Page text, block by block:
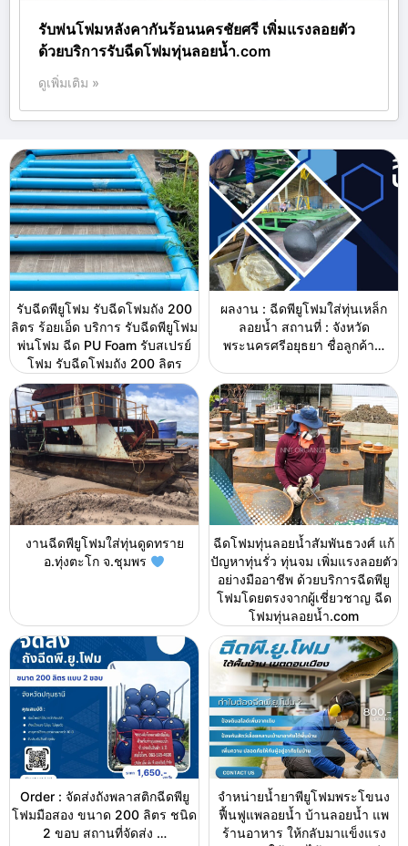
รับพ่นโฟมหลังคากันร้อนนครชัยศรี เพิ่มแรงลอยตัว
ด้วยบริการรับฉีดโฟมทุ่นลอยน้ำ.com
ดูเพิ่มเติม »
รับฉีดพียูโฟม รับฉีดโฟมถัง 200
ลิตร ร้อยเอ็ด บริการ รับฉีดพียูโฟม
พ่นโฟม ฉีด PU Foam รับสเปรย์
โฟม รับฉีดโฟมถัง 200 ลิตร
ผลงาน : ฉีดพียูโฟมใส่ทุ่นเหล็ก
ลอยน้ำ สถานที่ : จังหวัด
พระนครศรีอยุธยา ชื่อลูกค้า…
งานฉีดพียูโฟมใส่ทุ่นดูดทราย
อ.ทุ่งตะโก จ.ชุมพร
ฉีดโฟมทุ่นลอยน้ำสัมพันธวงศ์ แก้
ปัญหาทุ่นรั่ว ทุ่นจม เพิ่มแรงลอยตัว
อย่างมืออาชีพ ด้วยบริการฉีดพียู
โฟมโดยตรงจากผู้เชี่ยวชาญ ฉีด
โฟมทุ่นลอยน้ำ.com
Order : จัดส่งถังพลาสติกฉีดพียู
โฟมมือสอง ขนาด 200 ลิตร ชนิด
2 ขอบ สถานที่จัดส่ง …
จำหน่ายน้ำยาพียูโฟมพระโขนง
ฟื้นฟูแพลอยน้ำ บ้านลอยน้ำ แพ
ร้านอาหาร ให้กลับมาแข็งแรง